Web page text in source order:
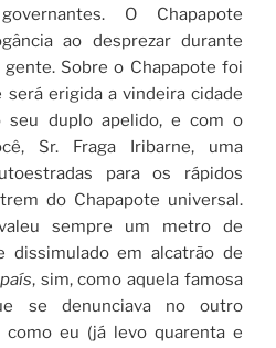
O Chapapote
ao desprezar durante
gente. Sobre o Chapapote foi
será erigida a vindeira cidade
seu duplo apelido, e com o
Sr. Fraga Iribarne, uma
para os rápidos
do Chapapote universal.
sempre um metro de
dissimulado em alcatrão de
, sim, como aquela famosa
se denunciava no outro
como eu (já levo quarenta e